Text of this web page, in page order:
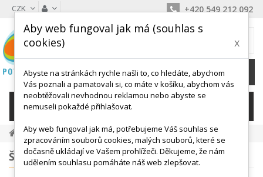
CZK +420 549 212 092
0 Kč
KATEGORIE
Mety A Sety Met
ŠTÍTKY
Aby web fungoval jak má (souhlas s
cookies)
x
Abyste na stránkách rychle našli to, co hledáte, abychom
Vás poznali a pamatovali si, co máte v košíku, abychom vás
neobtěžovali nevhodnou reklamou nebo abyste se
nemuseli pokaždé přihlašovat.
Aby web fungoval jak má, potřebujeme Váš souhlas se
zpracováním souborů cookies, malých souborů, které se
dočasně ukládají ve Vašem prohlížeči. Děkujeme, že nám
udělením souhlasu pomáháte náš web zlepšovat.